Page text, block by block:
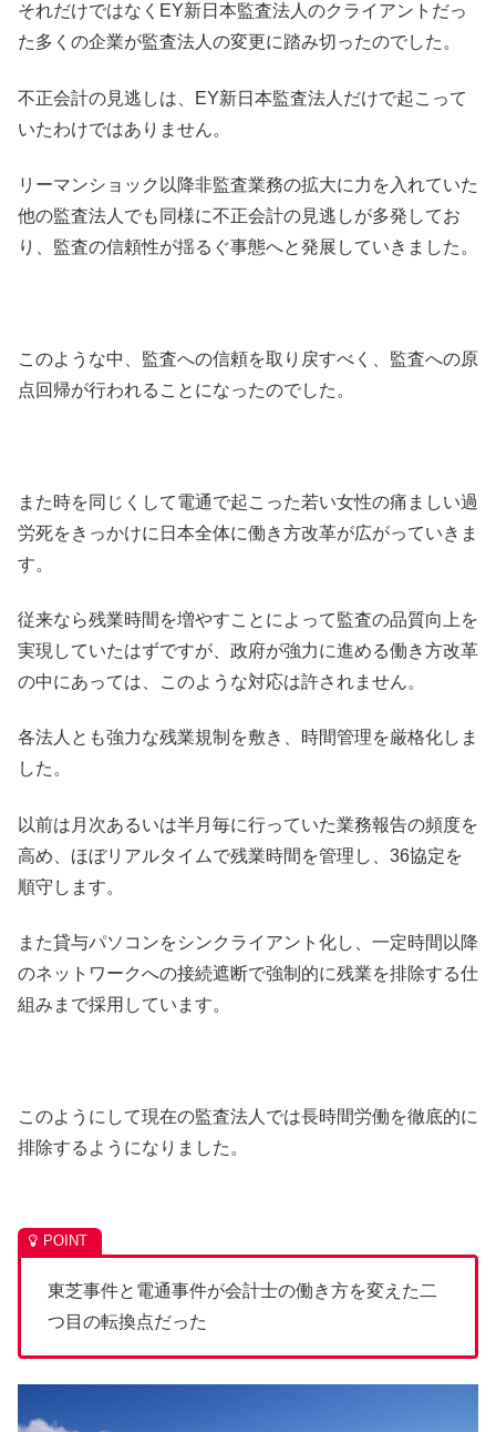
それだけではなくEY新日本監査法人のクライアントだっ
た多くの企業が監査法人の変更に踏み切ったのでした。
不正会計の見逃しは、EY新日本監査法人だけで起こって
いたわけではありません。
リーマンショック以降非監査業務の拡大に力を入れていた
他の監査法人でも同様に不正会計の見逃しが多発してお
り、監査の信頼性が揺るぐ事態へと発展していきました。
このような中、監査への信頼を取り戻すべく、監査への原
点回帰が行われることになったのでした。
また時を同じくして電通で起こった若い女性の痛ましい過
労死をきっかけに日本全体に働き方改革が広がっていきま
す。
従来なら残業時間を増やすことによって監査の品質向上を
実現していたはずですが、政府が強力に進める働き方改革
の中にあっては、このような対応は許されません。
各法人とも強力な残業規制を敷き、時間管理を厳格化しま
した。
以前は月次あるいは半月毎に行っていた業務報告の頻度を
高め、ほぼリアルタイムで残業時間を管理し、36協定を
順守します。
また貸与パソコンをシンクライアント化し、一定時間以降
のネットワークへの接続遮断で強制的に残業を排除する仕
組みまで採用しています。
このようにして現在の監査法人では長時間労働を徹底的に
排除するようになりました。
東芝事件と電通事件が会計士の働き方を変えた二
つ目の転換点だった